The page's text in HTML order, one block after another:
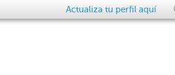
Actualiza tu perfil aquí